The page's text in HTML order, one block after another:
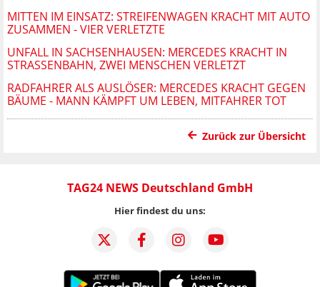
MITTEN IM EINSATZ: STREIFENWAGEN KRACHT MIT AUTO
ZUSAMMEN - VIER VERLETZTE
UNFALL IN SACHSENHAUSEN: MERCEDES KRACHT IN
STRASSENBAHN, ZWEI MENSCHEN VERLETZT
RADFAHRER ALS AUSLÖSER: MERCEDES KRACHT GEGEN
BÄUME - MANN KÄMPFT UM LEBEN, MITFAHRER TOT
Zurück zur Übersicht
TAG24 NEWS Deutschland GmbH
Hier findest du uns: